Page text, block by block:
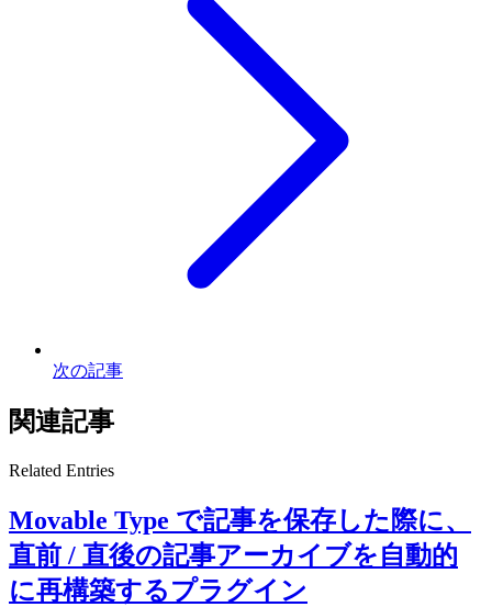
次の記事
関連記事
Related Entries
Movable Type で記事を保存した際に、
直前 / 直後の記事アーカイブを自動的
に再構築するプラグイン